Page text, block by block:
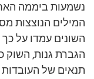
נשמעות ביממה
המילים הנוצצות
השונים עמדו על
הגברת גנות,
תנאים של